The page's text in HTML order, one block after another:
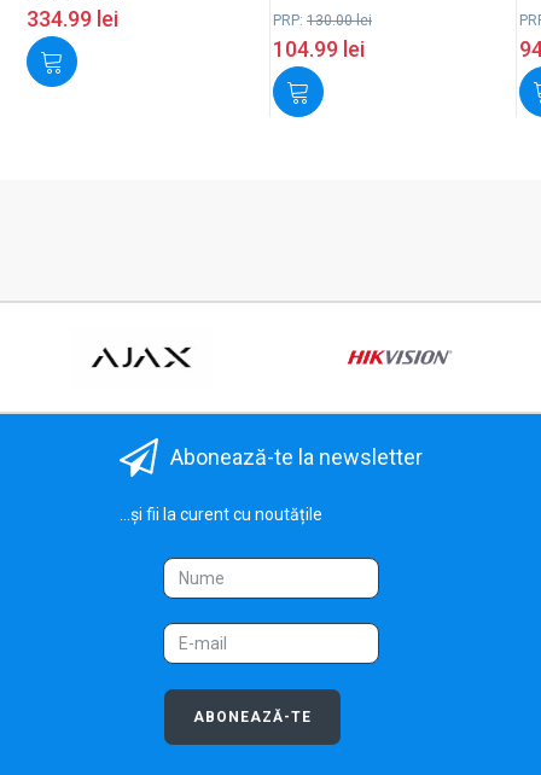
334.99 lei PRP: 130.00lei
104.99 lei
Abonează-te la newsletter
...și fii la curent cu noutățile
ABONEAZĂ-TE